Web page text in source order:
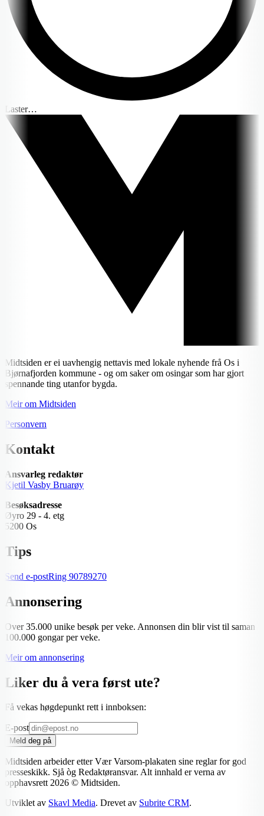
Laster…
Midtsiden er ei uavhengig nettavis med lokale nyhende frå Os i
Bjørnafjorden kommune - og om saker om osingar som har gjort
spennande ting utanfor bygda.
Meir om Midtsiden
Personvern
Kontakt
Ansvarleg redaktør
Kjetil Vasby Bruarøy
Besøksadresse
Øyro 29 - 4. etg
5200 Os
Tips
Send e-postRing 90789270
Annonsering
Over 35.000 unike besøk per veke. Annonsen din blir vist til saman
100.000 gongar per veke.
Meir om annonsering
Liker du å vera først ute?
Få vekas høgdepunkt rett i innboksen:
E-post
Meld deg på
Midtsiden arbeider etter Vær Varsom-plakaten sine reglar for god
presseskikk. Sjå òg Redaktøransvar. Alt innhald er verna av
opphavsrett2026 © Midtsiden.
Utviklet av Skavl Media. Drevet av Subrite CRM.